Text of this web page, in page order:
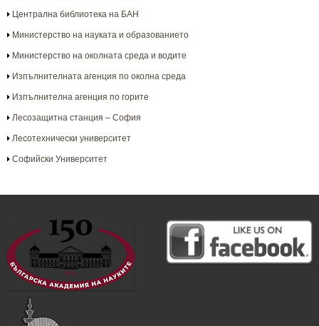
Централна библиотека на БАН
Министерство на науката и образованието
Министерство на околната среда и водите
Изпълнителната агенция по околна среда
Изпълнителна агенция по горите
Лесозащитна станция – София
Лесотехнически университет
Софийски Университет